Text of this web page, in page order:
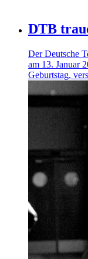
DTB
Der Deutsche
am 13. Januar
Geburtstag,